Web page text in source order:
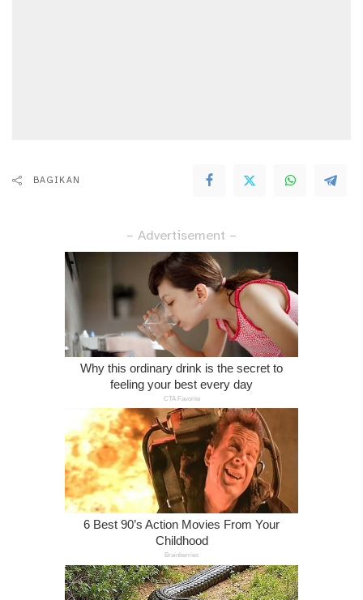
BAGIKAN
– Advertisement –